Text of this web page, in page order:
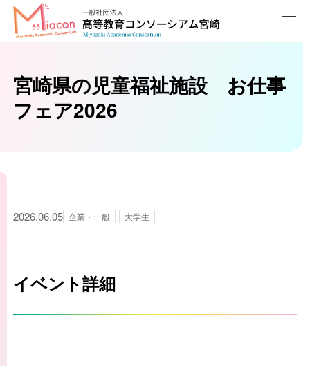
宮崎県の児童福祉施設 お仕事
フェア2026
2026.06.05 企業・一般 大学生
イベント詳細